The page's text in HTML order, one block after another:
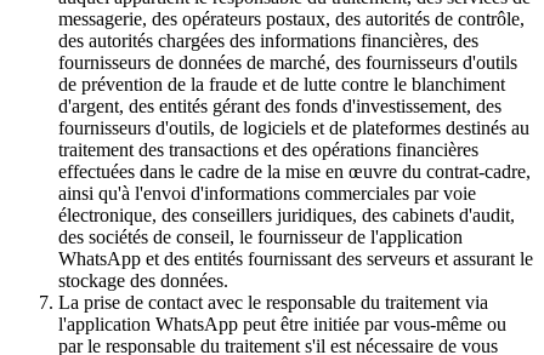
messagerie, des opérateurs postaux, des autorités de contrôle,
des autorités chargées des informations financières, des
fournisseurs de données de marché, des fournisseurs d'outils
de prévention de la fraude et de lutte contre le blanchiment
d'argent, des entités gérant des fonds d'investissement, des
fournisseurs d'outils, de logiciels et de plateformes destinés au
traitement des transactions et des opérations financières
effectuées dans le cadre de la mise en œuvre du contrat-cadre,
ainsi qu'à l'envoi d'informations commerciales par voie
électronique, des conseillers juridiques, des cabinets d'audit,
des sociétés de conseil, le fournisseur de l'application
WhatsApp et des entités fournissant des serveurs et assurant le
stockage des données.
La prise de contact avec le responsable du traitement via
l'application WhatsApp peut être initiée par vous-même ou
par le responsable du traitement s'il est nécessaire de vous